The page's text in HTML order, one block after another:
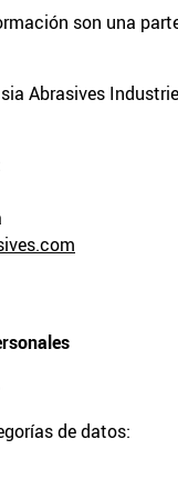
son una
Abrasives
de datos: